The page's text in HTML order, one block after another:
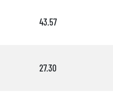
43.57
27.30